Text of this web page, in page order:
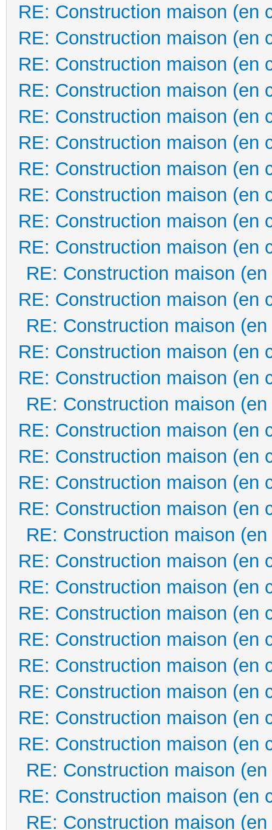
RE: Construction maison (en
RE: Construction maison (en
RE: Construction maison (en
RE: Construction maison (en
RE: Construction maison (en
RE: Construction maison (en
RE: Construction maison (en
RE: Construction maison (en
RE: Construction maison (en
RE: Construction maison (en
RE: Construction maison
RE: Construction maison (en
RE: Construction maison
RE: Construction maison (en
RE: Construction maison (en
RE: Construction maison
RE: Construction maison (en
RE: Construction maison (en
RE: Construction maison (en
RE: Construction maison (en
RE: Construction maison
RE: Construction maison (en
RE: Construction maison (en
RE: Construction maison (en
RE: Construction maison (en
RE: Construction maison (en
RE: Construction maison (en
RE: Construction maison (en
RE: Construction maison (en
RE: Construction maison
RE: Construction maison (en
RE: Construction maison